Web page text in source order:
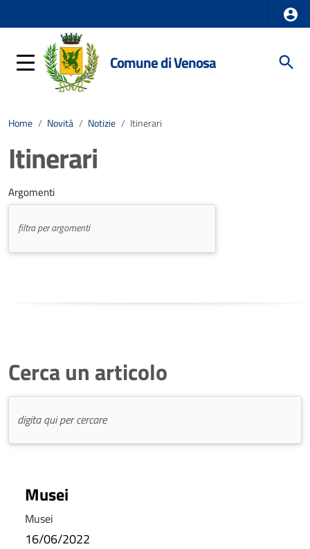
Comune di Venosa
Home / Novità / Notizie / Itinerari
Itinerari
Argomenti
Cerca un articolo
Musei
Musei
16/06/2022